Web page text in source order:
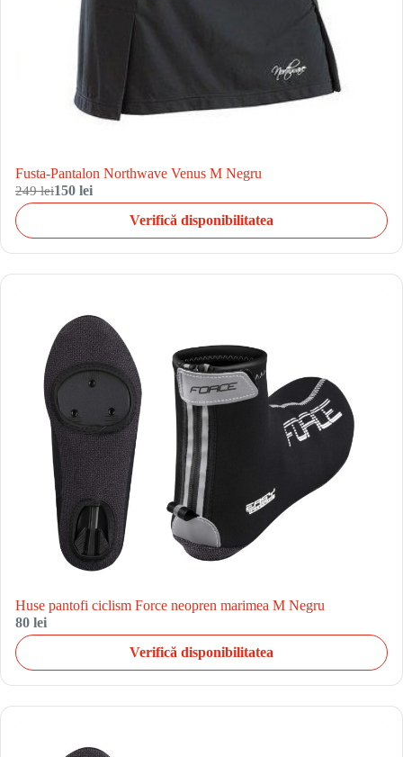
Fusta-Pantalon Northwave Venus M Negru
249 lei150 lei
Verifică disponibilitatea
Huse pantofi ciclism Force neopren marimea M Negru
80 lei
Verifică disponibilitatea